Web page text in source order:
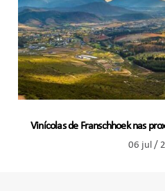
Vinícolas de Franschhoek nas
06 jul /